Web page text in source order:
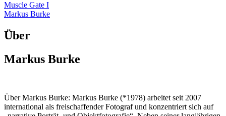
Muscle Gate I
Markus Burke
Über
Markus Burke
Über Markus Burke: Markus Burke (*1978) arbeitet seit 2007
international als freischaffender Fotograf und konzentriert sich auf